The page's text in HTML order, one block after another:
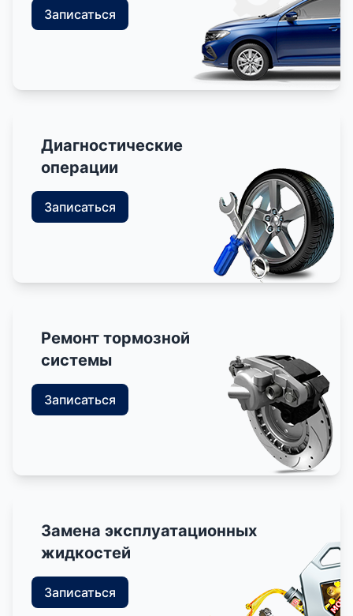
Записаться
Диагностические
операции
Записаться
Ремонт тормозной
системы
Записаться
Замена эксплуатационных
жидкостей
Записаться